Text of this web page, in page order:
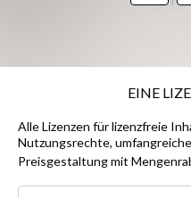
EINE
Alle Lizenzen für lizenzfreie
Nutzungsrechte,
Preisgestaltung mit